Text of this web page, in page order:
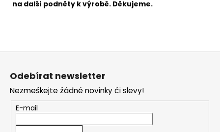
na další podněty k výrobě. Děkujeme.
Z
Odebírat newsletter
Nezmeškejte žádné novinky či slevy!
E-mail